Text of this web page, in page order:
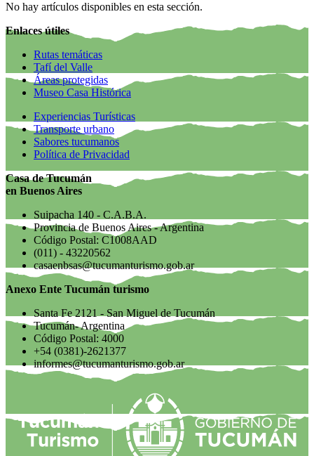
No hay artículos disponibles en esta sección.
Enlaces útiles
Rutas temáticas
Tafí del Valle
Áreas protegidas
Museo Casa Histórica
Experiencias Turísticas
Transporte urbano
Sabores tucumanos
Política de Privacidad
Casa de Tucumán
en Buenos Aires
Suipacha 140 - C.A.B.A.
Provincia de Buenos Aires - Argentina
Código Postal: C1008AAD
(011) - 43220562
casaenbsas@tucumanturismo.gob.ar
Anexo Ente Tucumán turismo
Santa Fe 2121 - San Miguel de Tucumán
Tucumán- Argentina
Código Postal: 4000
+54 (0381)-2621377
informes@tucumanturismo.gob.ar